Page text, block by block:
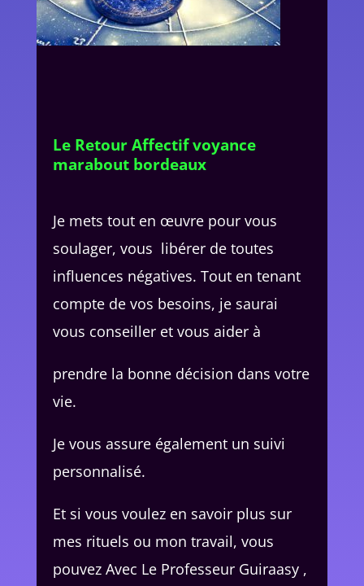
Le Retour Affectif voyance
marabout bordeaux
Je mets tout en œuvre pour vous
soulager, vous libérer de toutes
influences négatives. Tout en tenant
compte de vos besoins, je saurai
vous conseiller et vous aider à
prendre la bonne décision dans votre
vie.
Je vous assure également un suivi
personnalisé.
Et si vous voulez en savoir plus sur
mes rituels ou mon travail, vous
pouvez Avec Le Professeur Guiraasy ,